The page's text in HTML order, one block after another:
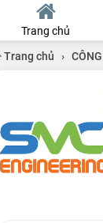
Trang chủ
Trang chủ ›